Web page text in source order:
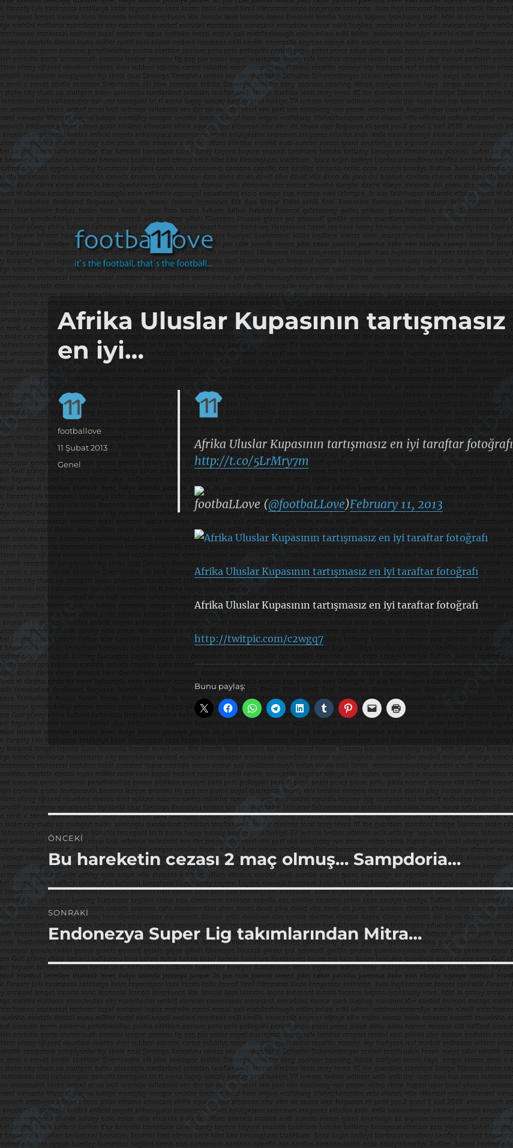
footbaLLove
it's the football, that's the football…
Afrika Uluslar Kupasının tartışmasız
en iyi…
Afrika Uluslar Kupasının tartışmasız en iyi taraftar fotoğrafı
http://t.co/5LrMry7m
footbaLLove (@footbaLLove)February 11, 2013
Afrika Uluslar Kupasının tartışmasız en iyi taraftar fotoğrafı
Afrika Uluslar Kupasının tartışmasız en iyi taraftar fotoğrafı
http://twitpic.com/c2wgq7
Bunu paylaş:
Yazar
footballove
Yayın
tarihi
11 Şubat 2013
Kategoriler
Genel
Yazı
gezinmesi
ÖNCEKI
Önceki
yazı:
Bu hareketin cezası 2 maç olmuş… Sampdoria…
SONRAKI
Sonraki
yazı:
Endonezya Super Lig takımlarından Mitra…